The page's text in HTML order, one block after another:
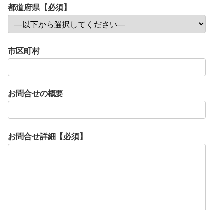
都道府県【必須】
市区町村
お問合せの概要
お問合せ詳細【必須】